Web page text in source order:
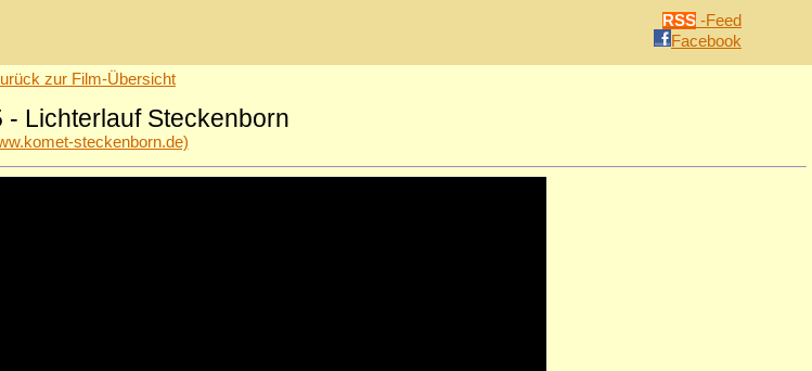
RSS -Feed
Facebook
zur Film-Übersicht
- Lichterlauf Steckenborn
steckenborn.de)